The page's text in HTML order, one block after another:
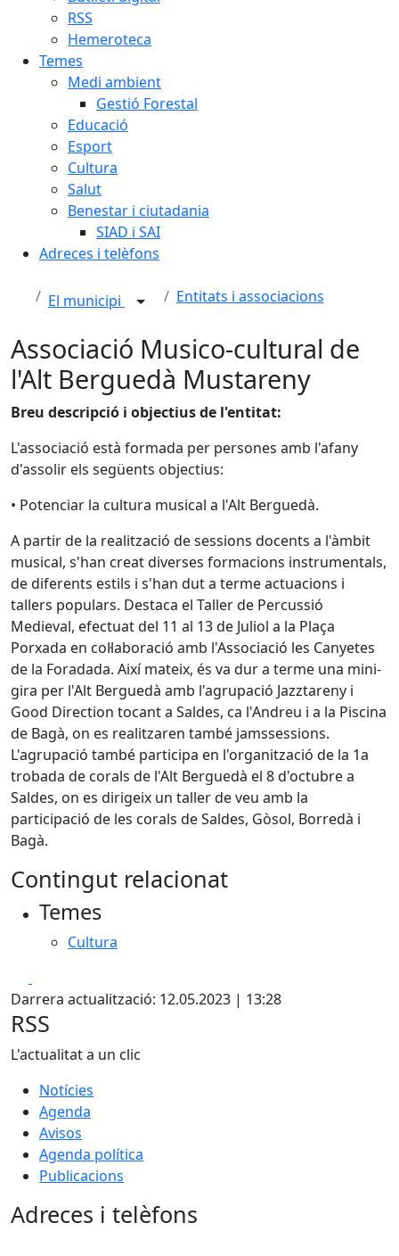
RSS
Hemeroteca
Temes
Medi ambient
Gestió Forestal
Educació
Esport
Cultura
Salut
Benestar i ciutadania
SIAD i SAI
Adreces i telèfons
El municipi Entitats i associacions
Associació Musico-cultural de
l'Alt Berguedà Mustareny
Breu descripció i objectius de l'entitat:
L'associació està formada per persones amb l'afany
d'assolir els següents objectius:
• Potenciar la cultura musical a l'Alt Berguedà.
A partir de la realització de sessions docents a l'àmbit
musical, s'han creat diverses formacions instrumentals,
de diferents estils i s'han dut a terme actuacions i
tallers populars. Destaca el Taller de Percussió
Medieval, efectuat del 11 al 13 de Juliol a la Plaça
Porxada en col·laboració amb l'Associació les Canyetes
de la Foradada. Així mateix, és va dur a terme una mini-
gira per l'Alt Berguedà amb l'agrupació Jazztareny i
Good Direction tocant a Saldes, ca l'Andreu i a la Piscina
de Bagà, on es realitzaren també jamssessions.
L'agrupació també participa en l'organització de la 1a
trobada de corals de l'Alt Berguedà el 8 d'octubre a
Saldes, on es dirigeix un taller de veu amb la
participació de les corals de Saldes, Gòsol, Borredà i
Bagà.
Contingut relacionat
Temes
Cultura
Darrera actualització: 12.05.2023 | 13:28
RSS
L'actualitat a un clic
Notícies
Agenda
Avisos
Agenda política
Publicacions
Adreces i telèfons